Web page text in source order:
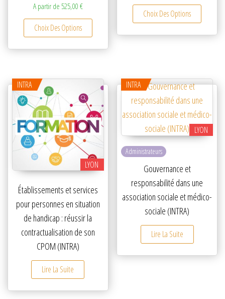
A partir de 525,00€
Choix Des Options Ce produit a plusieurs variations. Les
Choix Des Options Ce
LYON
INTRA
Établissements et services
pour personnes en situation
de handicap : réussir la
contractualisation de son
CPOM (INTRA)
Lire La Suite
LYON
INTRA
Administrateurs
Gouvernance et
responsabilité dans une
association sociale et médico-
sociale (INTRA)
Lire La Suite